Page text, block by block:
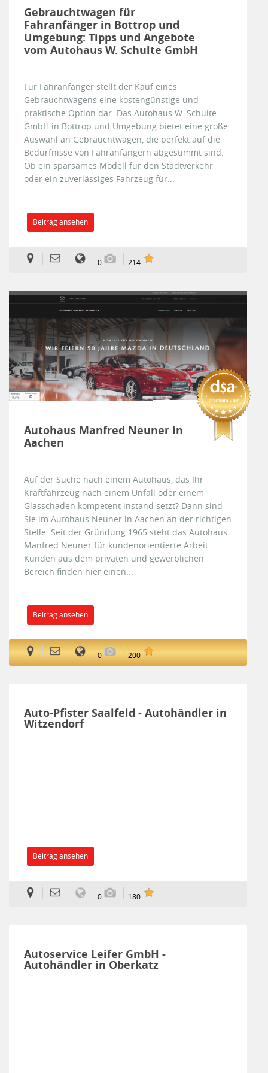
Gebrauchtwagen für
Fahranfänger in Bottrop und
Umgebung: Tipps und Angebote
vom Autohaus W. Schulte GmbH
Für Fahranfänger stellt der Kauf eines
Gebrauchtwagens eine kostengünstige und
praktische Option dar. Das Autohaus W. Schulte
GmbH in Bottrop und Umgebung bietet eine große
Auswahl an Gebrauchtwagen, die perfekt auf die
Bedürfnisse von Fahranfängern abgestimmt sind.
Ob ein sparsames Modell für den Stadtverkehr
oder ein zuverlässiges Fahrzeug für...
Beitrag ansehen
0 214
Autohaus Manfred Neuner in
Aachen
Auf der Suche nach einem Autohaus, das Ihr
Kraftfahrzeug nach einem Unfall oder einem
Glasschaden kompetent instand setzt? Dann sind
Sie im Autohaus Neuner in Aachen an der richtigen
Stelle. Seit der Gründung 1965 steht das Autohaus
Manfred Neuner für kundenorientierte Arbeit.
Kunden aus dem privaten und gewerblichen
Bereich finden hier einen...
Beitrag ansehen
0 200
Auto-Pfister Saalfeld - Autohändler in
Witzendorf
Beitrag ansehen
0 180
Autoservice Leifer GmbH -
Autohändler in Oberkatz